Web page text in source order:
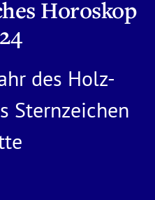
Horoskop
des Holz-
Sternzeichen